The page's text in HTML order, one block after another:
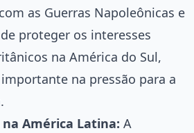
as Guerras Napoleônicas e
proteger os interesses
na América do Sul,
na pressão para a
na América Latina: A